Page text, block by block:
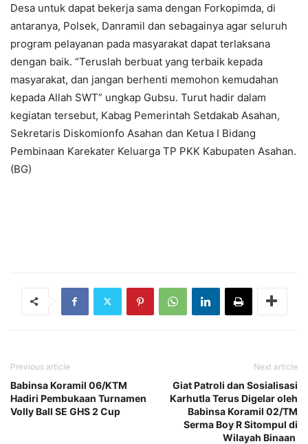
Desa untuk dapat bekerja sama dengan Forkopimda, di
antaranya, Polsek, Danramil dan sebagainya agar seluruh
program pelayanan pada masyarakat dapat terlaksana
dengan baik. “Teruslah berbuat yang terbaik kepada
masyarakat, dan jangan berhenti memohon kemudahan
kepada Allah SWT” ungkap Gubsu. Turut hadir dalam
kegiatan tersebut, Kabag Pemerintah Setdakab Asahan,
Sekretaris Diskomionfo Asahan dan Ketua I Bidang
Pembinaan Karekater Keluarga TP PKK Kabupaten Asahan.
(BG)
Previous article
Babinsa Koramil 06/KTM
Hadiri Pembukaan Turnamen
Volly Ball SE GHS 2 Cup
Next article
Giat Patroli dan Sosialisasi
Karhutla Terus Digelar oleh
Babinsa Koramil 02/TM
Serma Boy R Sitompul di
Wilayah Binaan